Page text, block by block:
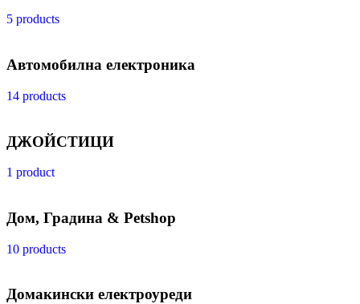
5 products
Автомобилна електроника
14 products
ДЖОЙСТИЦИ
1 product
Дом, Градина & Petshop
10 products
Домакински електроуреди